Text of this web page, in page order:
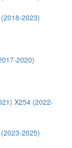
2023)
2020)
X254 (2022-
2025)